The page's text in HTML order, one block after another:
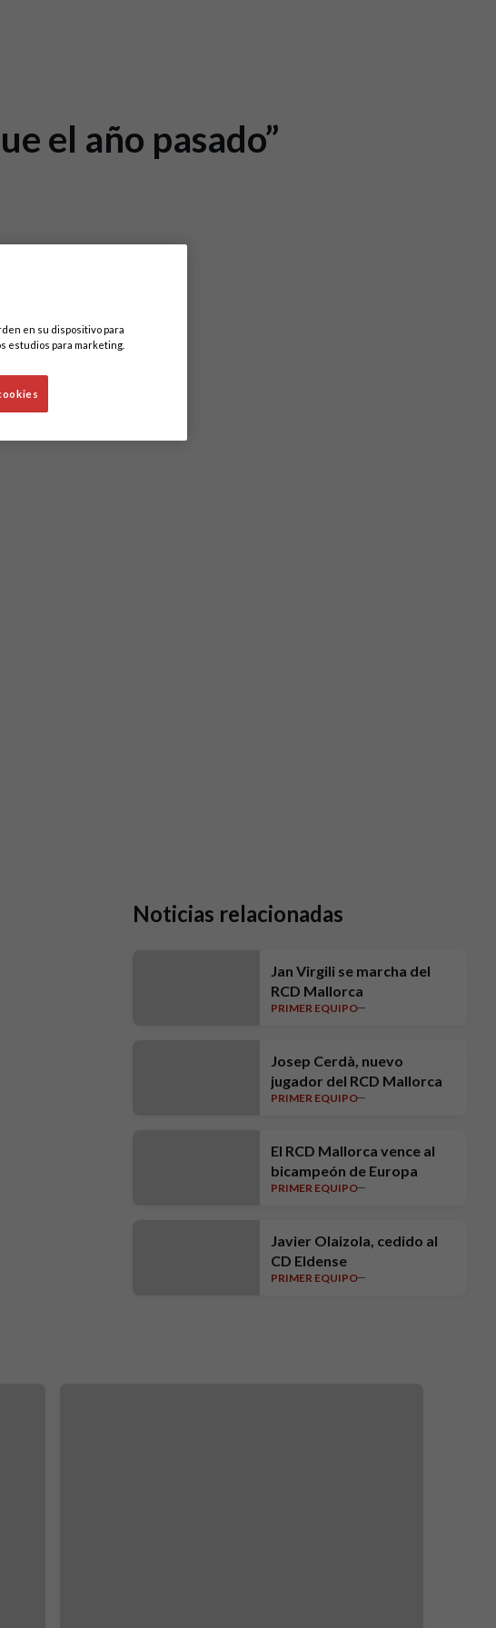
el año pasado”
Noticias relacionadas
Jan Virgili se marcha del
RCD Mallorca
PRIMER EQUIPO
Josep Cerdà, nuevo
jugador del RCD Mallorca
PRIMER EQUIPO
El RCD Mallorca vence al
bicampeón de Europa
PRIMER EQUIPO
Javier Olaizola, cedido al
CD Eldense
PRIMER EQUIPO
en su dispositivo para
estudios para marketing.